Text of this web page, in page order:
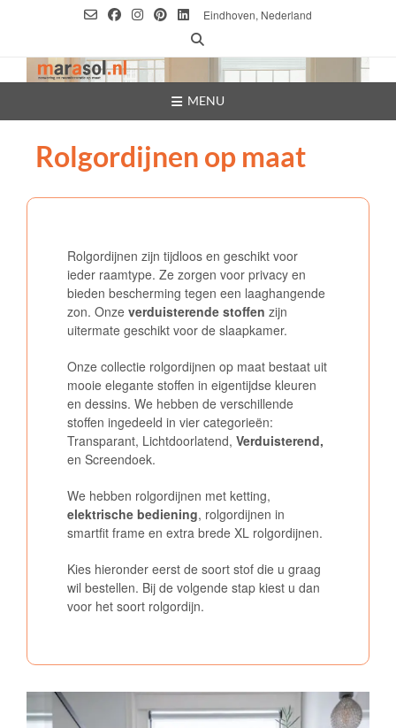
Eindhoven, Nederland
MENU
Rolgordijnen op maat
Rolgordijnen zijn tijdloos en geschikt voor
ieder raamtype. Ze zorgen voor privacy en
bieden bescherming tegen een laaghangende
zon. Onze verduisterende stoffen zijn
uitermate geschikt voor de slaapkamer.
Onze collectie rolgordijnen op maat bestaat uit
mooie elegante stoffen in eigentijdse kleuren
en dessins. We hebben de verschillende
stoffen ingedeeld in vier categorieën:
Transparant, Lichtdoorlatend, Verduisterend,
en Screendoek.
We hebben rolgordijnen met ketting,
elektrische bediening, rolgordijnen in
smartfit frame en extra brede XL rolgordijnen.
Kies hieronder eerst de soort stof die u graag
wil bestellen. Bij de volgende stap kiest u dan
voor het soort rolgordijn.